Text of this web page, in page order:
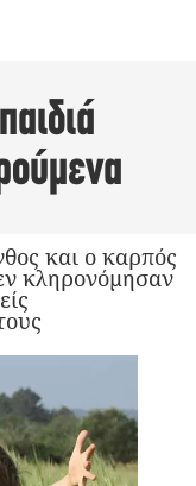
και ο καρπός
κληρονόμησαν